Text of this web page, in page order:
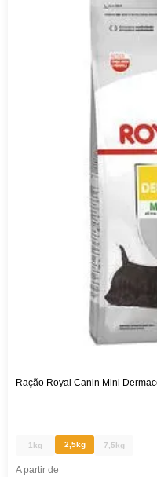
Ração Royal Canin Mini
1kg 2,5kg 7,5kg
A partir de